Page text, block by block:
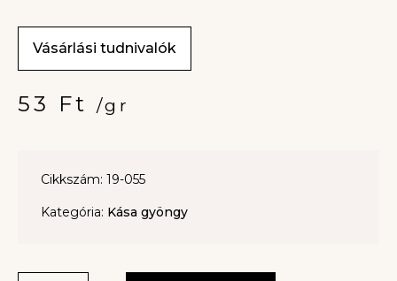
Vásárlási tudnivalók
53 Ft /gr
Cikkszám: 19-055
Kategória: Kása gyöngy